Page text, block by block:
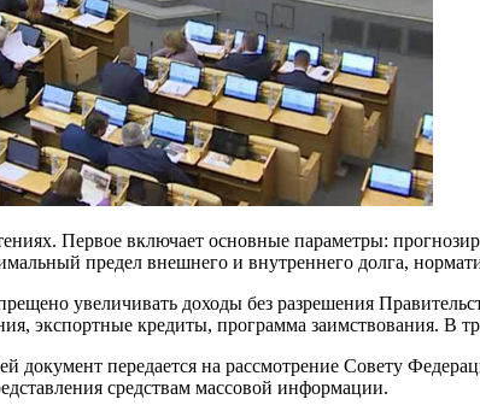
Первое включает основные параметры:
предел внешнего и внутреннего долга,
увеличивать доходы без разрешения
экспортные кредиты, программа заимствования. В
документ передается на рассмотрение Совету
средствам массовой информации.